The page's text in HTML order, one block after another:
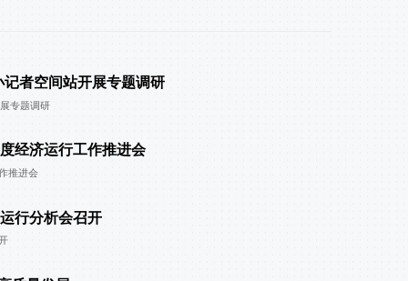
者空间站开展专题调研
专题调研
经济运行工作推进会
推进会
行分析会召开